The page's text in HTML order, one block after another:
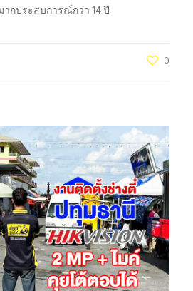
กประสบการณ์กว่า 14 ปี
0